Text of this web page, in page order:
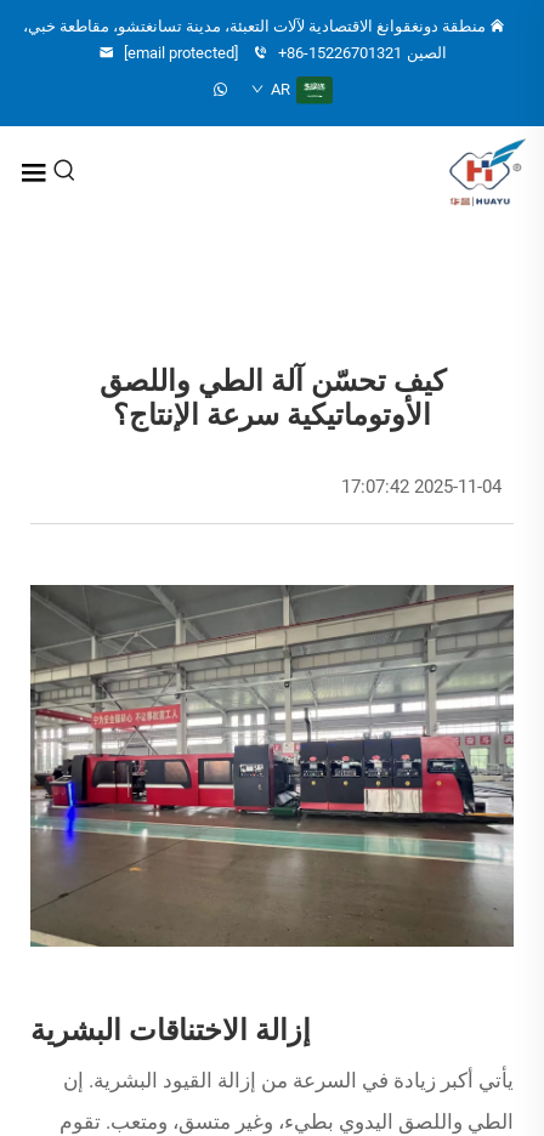
منطقة دونغقوانغ الاقتصادية لآلات التعبئة، مدينة تسانغتشو، مقاطعة خبي،
الصين +86-15226701321
[email protected]
AR
كيف تحسّن آلة الطي واللصق
الأوتوماتيكية سرعة الإنتاج؟
2025-11-04 17:07:42
إزالة الاختناقات البشرية
يأتي أكبر زيادة في السرعة من إزالة القيود البشرية. إن
الطي واللصق اليدوي بطيء، وغير متسق، ومتعب. تقوم